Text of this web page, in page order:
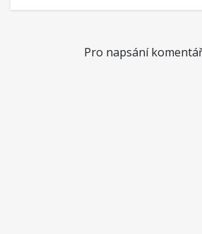
Pro napsání